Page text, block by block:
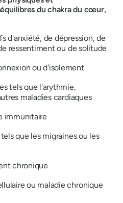
du chakra du cœur,
d'anxiété, de dépression, de
ressentiment ou de solitude
ou d'isolement
tels que l'arythmie,
maladies cardiaques
immunitaire
que les migraines ou les
chronique
ou maladie chronique